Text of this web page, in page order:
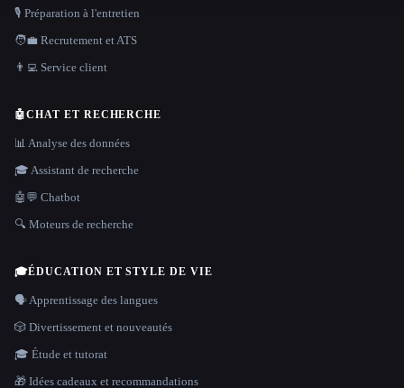
🎙️ Préparation à l'entretien
🧑‍💼 Recrutement et ATS
👨‍💻 Service client
🤖CHAT ET RECHERCHE
📊 Analyse des données
🎓 Assistant de recherche
🤖💬 Chatbot
🔍 Moteurs de recherche
🎓ÉDUCATION ET STYLE DE VIE
🗣️ Apprentissage des langues
🎲 Divertissement et nouveautés
🎓 Étude et tutorat
🎁 Idées cadeaux et recommandations